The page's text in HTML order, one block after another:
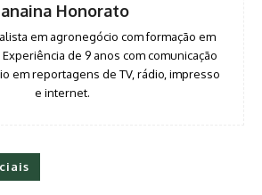
Honorato
em agronegócio com formação em
de 9 anos com comunicação
em reportagens de TV, rádio, impresso
e internet.